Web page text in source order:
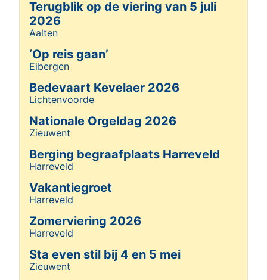
Terugblik op de viering van 5 juli
2026
Details
Aalten
‘Op reis gaan’
Details
Eibergen
Bedevaart Kevelaer 2026
Details
Lichtenvoorde
Nationale Orgeldag 2026
Details
Zieuwent
Berging begraafplaats Harreveld
Details
Harreveld
Vakantiegroet
Details
Harreveld
Zomerviering 2026
Details
Harreveld
Sta even stil bij 4 en 5 mei
Details
Zieuwent